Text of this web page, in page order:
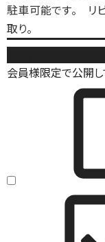
駐車可能です。 リ
取り。
会員様限定で公開